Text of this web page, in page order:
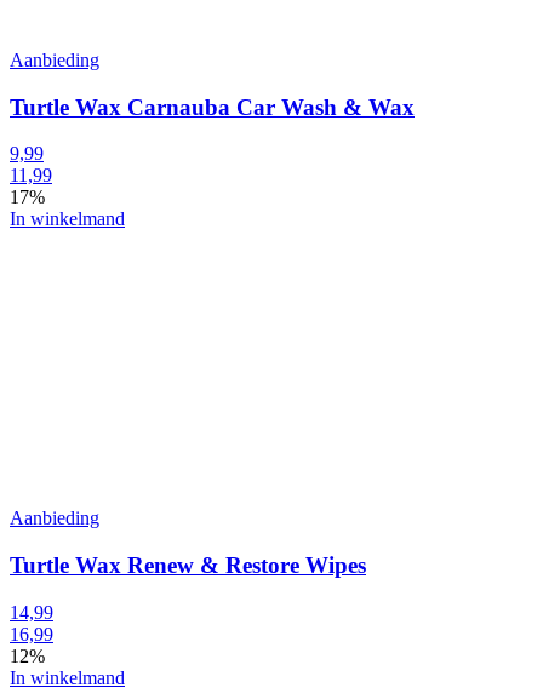
Aanbieding
Turtle Wax Carnauba Car Wash & Wax
9,99
11,99
17%
In winkelmand
Aanbieding
Turtle Wax Renew & Restore Wipes
14,99
16,99
12%
In winkelmand